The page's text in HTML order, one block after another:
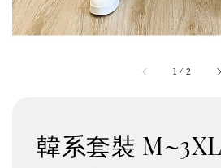
1 / 2
韓系套裝